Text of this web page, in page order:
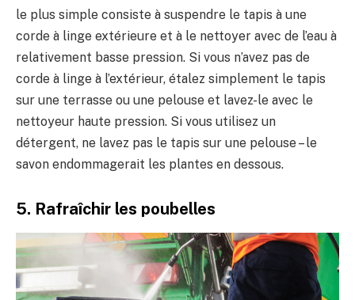
le plus simple consiste à suspendre le tapis à une
corde à linge extérieure et à le nettoyer avec de l’eau à
relativement basse pression. Si vous n’avez pas de
corde à linge à l’extérieur, étalez simplement le tapis
sur une terrasse ou une pelouse et lavez-le avec le
nettoyeur haute pression. Si vous utilisez un
détergent, ne lavez pas le tapis sur une pelouse – le
savon endommagerait les plantes en dessous.
5. Rafraîchir les poubelles